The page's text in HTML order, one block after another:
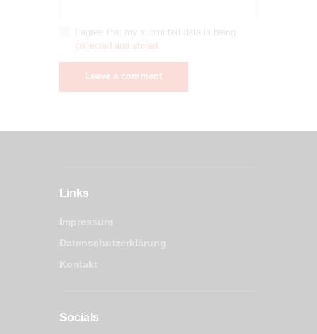
I agree that my submitted data is being
collected and stored
Links
Impressum
Datenschutzerklärung
Kontakt
Socials